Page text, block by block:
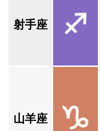
射手座
山羊座